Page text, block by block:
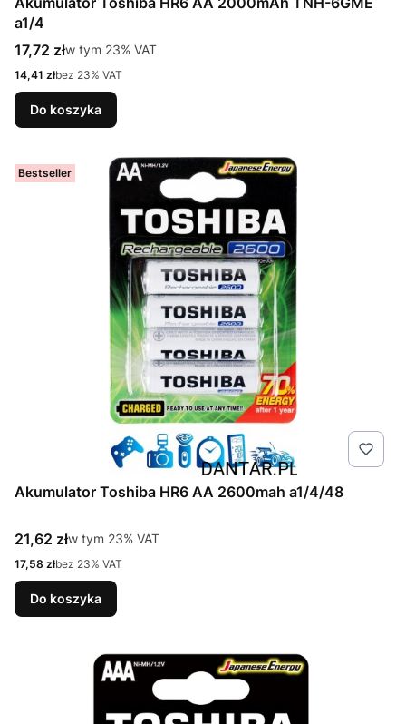
a1/4
Cena brutto
17,72 złw tym %s VAT
w tym 23% VAT
Cena netto
14,41 złbez 23% VAT
Do koszyka
Bestseller
Akumulator Toshiba HR6 AA 2600mah a1/4/48
Cena brutto
21,62 złw tym %s VAT
w tym 23% VAT
Cena netto
17,58 złbez 23% VAT
Do koszyka